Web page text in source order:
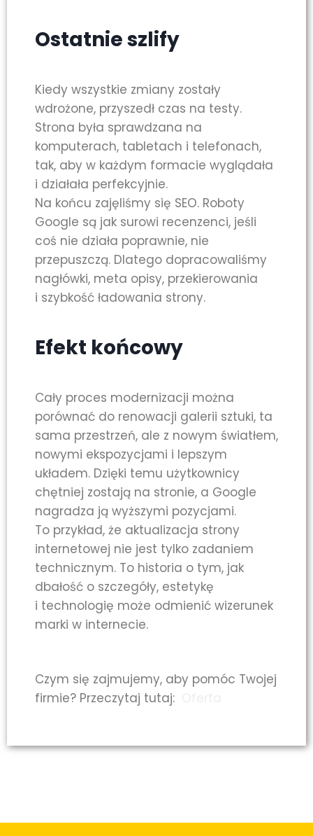
Ostatnie szlify
Kiedy wszystkie zmiany zostały
wdrożone, przyszedł czas na testy.
Strona była sprawdzana na
komputerach, tabletach i telefonach,
tak, aby w każdym formacie wyglądała
i działała perfekcyjnie.
Na końcu zajęliśmy się SEO. Roboty
Google są jak surowi recenzenci, jeśli
coś nie działa poprawnie, nie
przepuszczą. Dlatego dopracowaliśmy
nagłówki, meta opisy, przekierowania
i szybkość ładowania strony.
Efekt końcowy
Cały proces modernizacji można
porównać do renowacji galerii sztuki, ta
sama przestrzeń, ale z nowym światłem,
nowymi ekspozycjami i lepszym
układem. Dzięki temu użytkownicy
chętniej zostają na stronie, a Google
nagradza ją wyższymi pozycjami.
To przykład, że aktualizacja strony
internetowej nie jest tylko zadaniem
technicznym. To historia o tym, jak
dbałość o szczegóły, estetykę
i technologię może odmienić wizerunek
marki w internecie.
Czym się zajmujemy, aby pomóc Twojej
firmie? Przeczytaj tutaj: